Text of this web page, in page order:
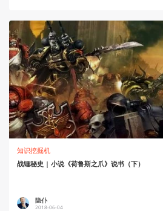
知识挖掘机
战锤秘史 | 小说《荷鲁斯之爪》说书（下）
隐仆
2018-06-04